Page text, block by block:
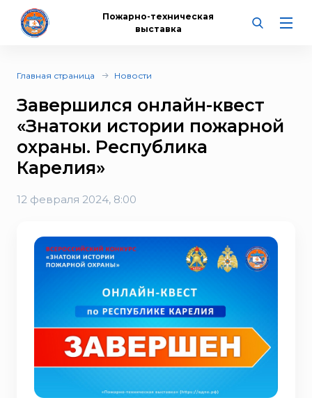
Пожарно-техническая
выставка
Главная страница Новости
Завершился онлайн-квест
«Знатоки истории пожарной
охраны. Республика
Карелия»
12 февраля 2024, 8:00